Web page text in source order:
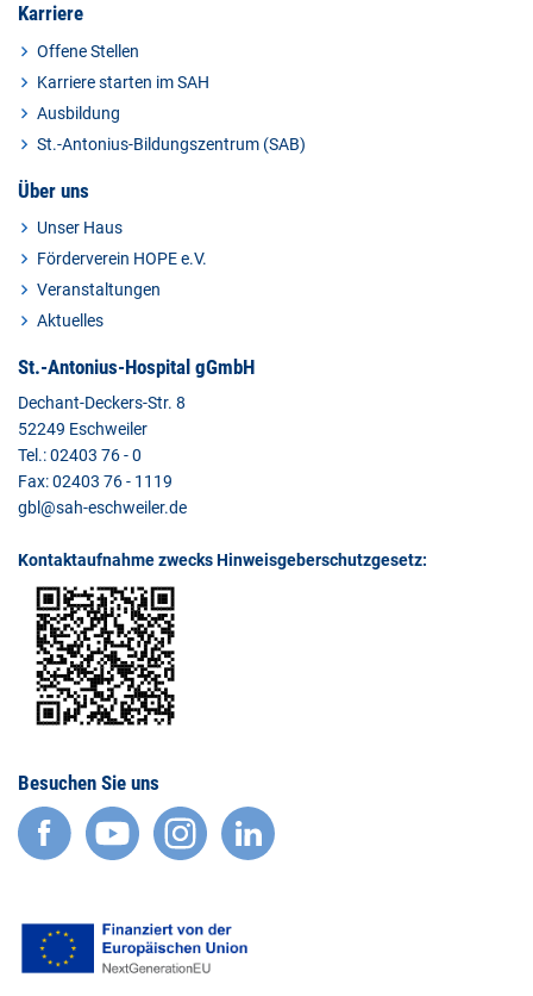
Karriere
Offene Stellen
Karriere starten im SAH
Ausbildung
St.-Antonius-Bildungszentrum (SAB)
Über uns
Unser Haus
Förderverein HOPE e.V.
Veranstaltungen
Aktuelles
St.-Antonius-Hospital gGmbH
Dechant-Deckers-Str. 8
52249 Eschweiler
Tel.: 02403 76 - 0
Fax: 02403 76 - 1119
gbl@sah-eschweiler.de
Kontaktaufnahme zwecks Hinweisgeberschutzgesetz:
Besuchen Sie uns
facebook
YouTube
Instagram